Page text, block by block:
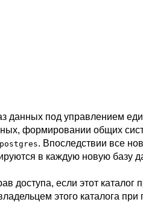
данных под управлением
формировании общих
postgres. Впоследствии все
в каждую новую базу
доступа, если этот каталог
этого каталога